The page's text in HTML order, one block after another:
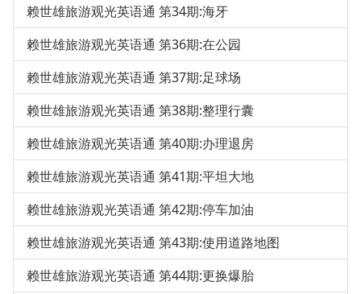
赖世雄旅游观光英语通 第34期:海牙
赖世雄旅游观光英语通 第36期:在公园
赖世雄旅游观光英语通 第37期:足球场
赖世雄旅游观光英语通 第38期:整理行囊
赖世雄旅游观光英语通 第40期:办理退房
赖世雄旅游观光英语通 第41期:平坦大地
赖世雄旅游观光英语通 第42期:停车加油
赖世雄旅游观光英语通 第43期:使用道路地图
赖世雄旅游观光英语通 第44期:更换爆胎